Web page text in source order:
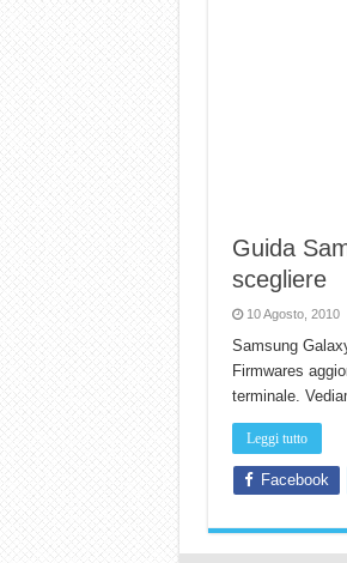
Guida
scegliere
10 Agosto, 2010
Samsung
Firmwares
terminale.
Leggi tutto
Facebook